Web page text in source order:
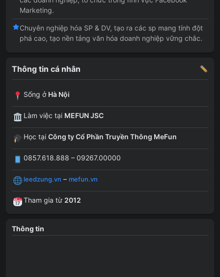
Marketing.
Chuyên nghiệp hóa SP & DV, tạo ra các sp mang tính đột
phá cao, tạo nền tảng văn hóa doanh nghiệp vững chắc.
Thông tin cá nhân
Sống ở Hà Nội
Làm việc tại MEFUN JSC
Học tại Công ty Cổ Phần Truyền Thông MeFun
0857.618.888 – 09267.00000
leedzung.vn – mefun.vn
Tham gia từ 2012
Thông tin